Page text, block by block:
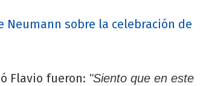
Neumann sobre la celebración de
Flavio fueron: "Siento que en este